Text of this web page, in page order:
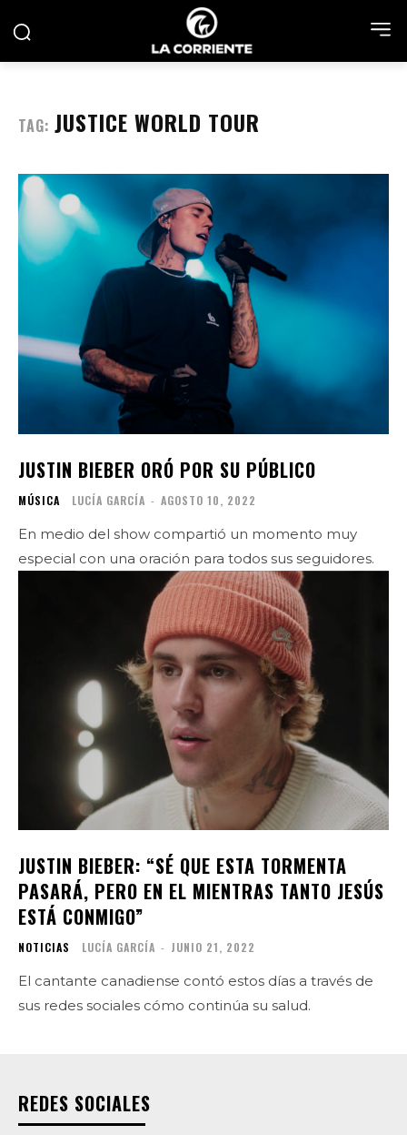
TAG: JUSTICE WORLD TOUR
JUSTIN BIEBER ORÓ POR SU PÚBLICO
MÚSICA LUCÍA GARCÍA - AGOSTO 10, 2022
En medio del show compartió un momento muy
especial con una oración para todos sus seguidores.
JUSTIN BIEBER: “SÉ QUE ESTA TORMENTA
PASARÁ, PERO EN EL MIENTRAS TANTO JESÚS
ESTÁ CONMIGO”
NOTICIAS LUCÍA GARCÍA - JUNIO 21, 2022
El cantante canadiense contó estos días a través de
sus redes sociales cómo continúa su salud.
REDES SOCIALES